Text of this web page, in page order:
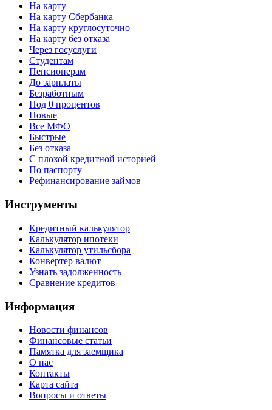
На карту
На карту Сбербанка
На карту круглосуточно
На карту без отказа
Через госуслуги
Студентам
Пенсионерам
До зарплаты
Безработным
Под 0 процентов
Новые
Все МФО
Быстрые
Без отказа
С плохой кредитной историей
По паспорту
Рефинансирование займов
Инструменты
Кредитный калькулятор
Калькулятор ипотеки
Калькулятор утильсбора
Конвертер валют
Узнать задолженность
Сравнение кредитов
Информация
Новости финансов
Финансовые статьи
Памятка для заемщика
О нас
Контакты
Карта сайта
Вопросы и ответы